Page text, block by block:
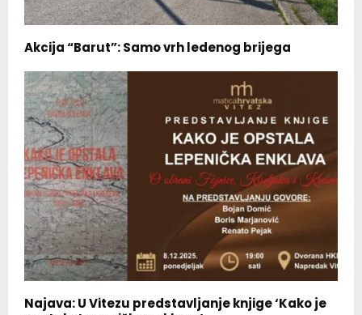
Akcija “Barut”: Samo vrh ledenog brijega
Najava: U Vitezu predstavljanje knjige ‘Kako je